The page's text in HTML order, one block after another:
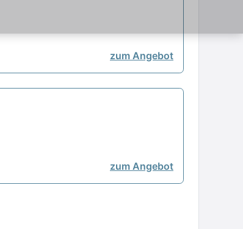
zum Angebot
zum Angebot